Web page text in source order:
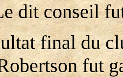
dit conseil
final du
fut